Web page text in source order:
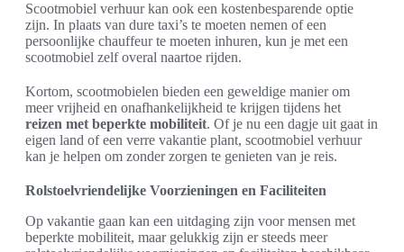
Scootmobiel verhuur kan ook een kostenbesparende optie
zijn. In plaats van dure taxi’s te moeten nemen of een
persoonlijke chauffeur te moeten inhuren, kun je met een
scootmobiel zelf overal naartoe rijden.
Kortom, scootmobielen bieden een geweldige manier om
meer vrijheid en onafhankelijkheid te krijgen tijdens het
reizen met beperkte mobiliteit. Of je nu een dagje uit gaat in
eigen land of een verre vakantie plant, scootmobiel verhuur
kan je helpen om zonder zorgen te genieten van je reis.
Rolstoelvriendelijke Voorzieningen en Faciliteiten
Op vakantie gaan kan een uitdaging zijn voor mensen met
beperkte mobiliteit, maar gelukkig zijn er steeds meer